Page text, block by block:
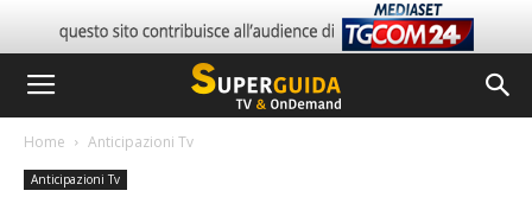
Home Anticipazioni Tv
Anticipazioni Tv